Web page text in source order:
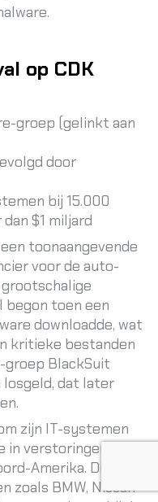
op CDK
groep (gelinkt aan
door
bij 15.000
$1 miljard
toonaangevende
voor de auto-
begon toen een
downloadde, wat
kritieke bestanden
groep BlackSuit
losgeld, dat later
zijn IT-systemen
in verstoringen bij
Amerika. Dit had
zoals BMW, Nissan